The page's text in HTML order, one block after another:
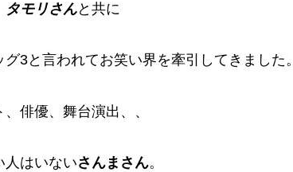
タモリさんと共に
3と言われてお笑い界を牽引してきました。
俳優、舞台演出、、
人はいないさんまさん。